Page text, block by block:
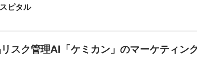
ピタル
スク管理AI「ケミカン」のマーケティン